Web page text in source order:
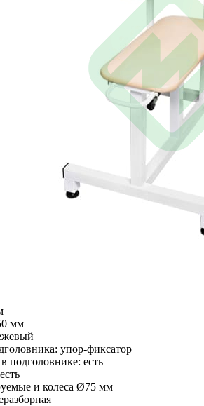
мм
упор-фиксатор
подголовнике: есть
и колеса Ø75 мм